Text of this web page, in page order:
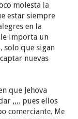
molesta la
estar siempre
en la
le importa un
solo que sigan
nuevas
que Jehova
,,,, pues ellos
comerciante. Me